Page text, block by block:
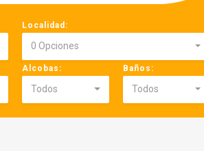
Localidad:
0 Opciones
Alcobas:
Todos
Baños:
Todos